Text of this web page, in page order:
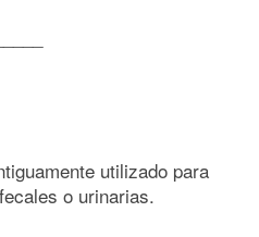
utilizado para
o urinarias.